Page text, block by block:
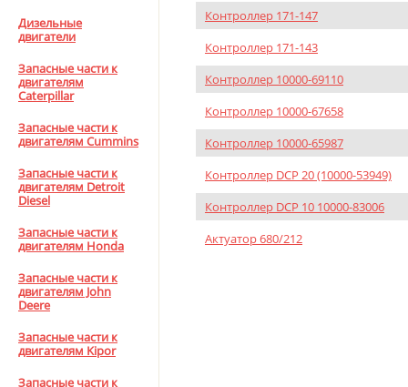
Дизельные
двигатели
Запасные части к
двигателям
Caterpillar
Запасные части к
двигателям Cummins
Запасные части к
двигателям Detroit
Diesel
Запасные части к
двигателям Honda
Запасные части к
двигателям John
Deere
Запасные части к
двигателям Kipor
Запасные части к
Контроллер 171-147
Контроллер 171-143
Контроллер 10000-69110
Контроллер 10000-67658
Контроллер 10000-65987
Контроллер DCP 20 (10000-53949)
Контроллер DCP 10 10000-83006
Актуатор 680/212